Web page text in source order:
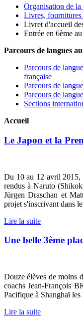
Organisation de la
Livres, fournitures
Livret d'accueil
Entrée en 6ème
Parcours de langues
Parcours de
française
Parcours de
Parcours de
Sections
Accueil
Le Japon et la
Du 10 au 12 avril 2015,
rendus à Naruto
Jürgen Draschan et
projet s'inscrivant dans
Lire la suite
Une belle 3ème
Douze élèves de moins
coachs Jean-François
Pacifique à Shanghaï
Lire la suite